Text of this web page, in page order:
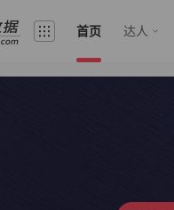
首页 达人